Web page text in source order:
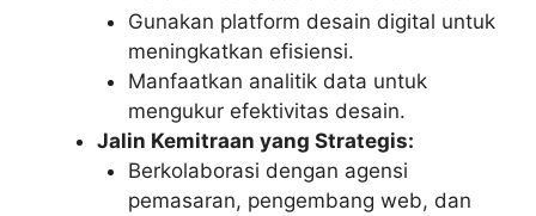
Gunakan platform desain digital untuk
meningkatkan efisiensi.
Manfaatkan analitik data untuk
mengukur efektivitas desain.
Jalin Kemitraan yang Strategis:
Berkolaborasi dengan agensi
pemasaran, pengembang web, dan